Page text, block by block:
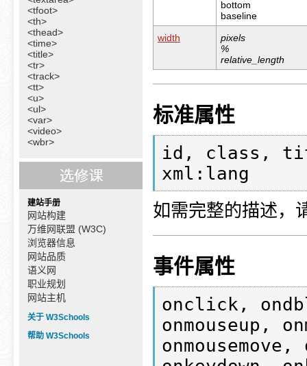
<tfoot>
<th>
<thead>
<time>
<title>
<tr>
<track>
<tt>
<u>
<ul>
<var>
<video>
<wbr>
建站手册
网站构建
万维网联盟 (W3C)
浏览器信息
网站品质
语义网
职业规划
网站主机
关于 W3Schools
帮助 W3Schools
bottom
baseline
width
pixels
%
relative_length
标准属性
id, class,
xml:lang
如需完整的描述，
事件属性
onclick,
onmouseup,